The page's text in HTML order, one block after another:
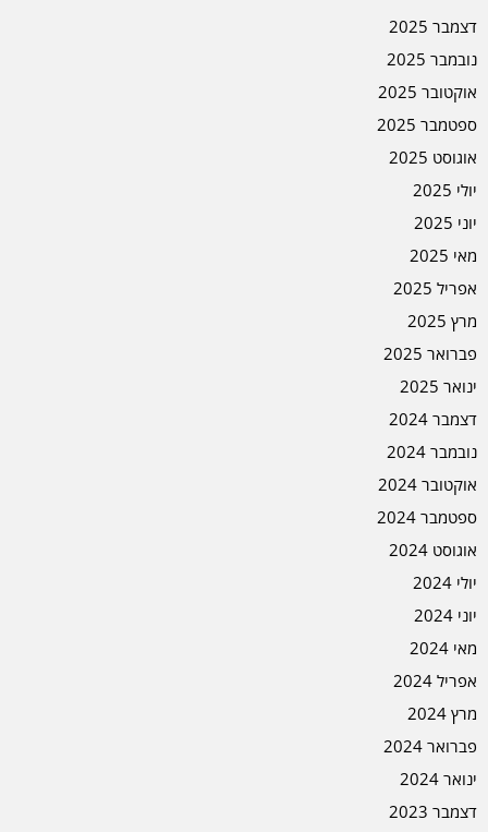
דצמבר 2025
נובמבר 2025
אוקטובר 2025
ספטמבר 2025
אוגוסט 2025
יולי 2025
יוני 2025
מאי 2025
אפריל 2025
מרץ 2025
פברואר 2025
ינואר 2025
דצמבר 2024
נובמבר 2024
אוקטובר 2024
ספטמבר 2024
אוגוסט 2024
יולי 2024
יוני 2024
מאי 2024
אפריל 2024
מרץ 2024
פברואר 2024
ינואר 2024
דצמבר 2023